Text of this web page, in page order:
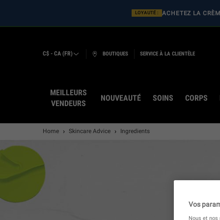
LOYAUTÉ : ACHETEZ LA
C$ - CA (FR) BOUTIQUES SERVICE À LA CLIENTÈLE
MEILLEURS
VENDEURS
NOUVEAUTÉ SOINS CORPS
Home Skincare Advice Ingredients
Vos
Nous et